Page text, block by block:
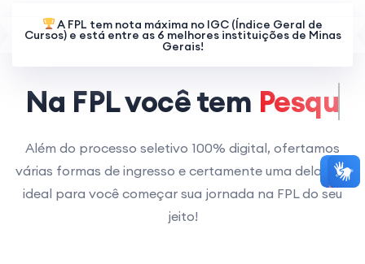
A FPL tem nota máxima no IGC (Índice Geral de
Cursos) e está entre as 6 melhores instituições de Minas
Gerais!
Na FPL você tem
Além do processo seletivo 100% digital, ofertamos
várias formas de ingresso e certamente uma delas é a